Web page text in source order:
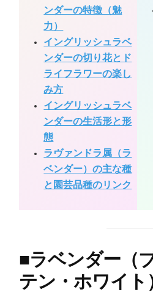
ンダーの特徴（魅
力）
イングリッシュラベ
ンダーの切り花とド
ライフラワーの楽し
み方
イングリッシュラベ
ンダーの生活形と形
態
ラヴァンドラ属（ラ
ベンダー）の主な種
と園芸品種のリンク
■ラベンダー（
テン・ホワイト